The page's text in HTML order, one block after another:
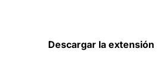
Descargar la extensión